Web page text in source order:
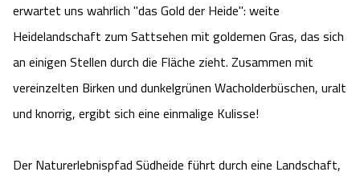
erwartet uns wahrlich "das Gold der Heide": weite
Heidelandschaft zum Sattsehen mit goldemen Gras, das sich
an einigen Stellen durch die Fläche zieht. Zusammen mit
vereinzelten Birken und dunkelgrünen Wacholderbüschen, uralt
und knorrig, ergibt sich eine einmalige Kulisse!
Der Naturerlebnispfad Südheide führt durch eine Landschaft,